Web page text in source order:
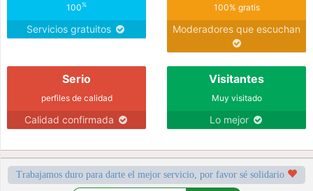
100%
Servicios gratuitos
100% gratis
Moderadores que escuchan
Serio
perfiles de calidad
Calidad confirmada
Visitantes
Muy visitado
Lo mejor
Trabajamos duro para darte el mejor servicio, por favor sé solidario